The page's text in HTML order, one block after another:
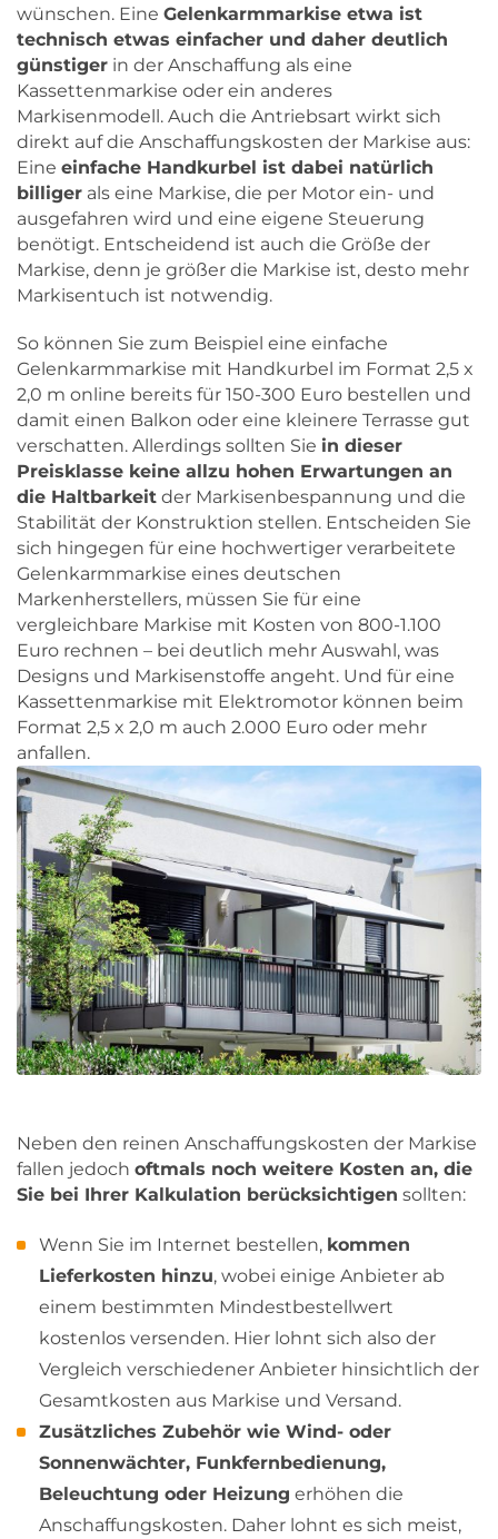
wünschen. Eine Gelenkarmmarkise etwa ist
technisch etwas einfacher und daher deutlich
günstiger in der Anschaffung als eine
Kassettenmarkise oder ein anderes
Markisenmodell. Auch die Antriebsart wirkt sich
direkt auf die Anschaffungskosten der Markise aus:
Eine einfache Handkurbel ist dabei natürlich
billiger als eine Markise, die per Motor ein- und
ausgefahren wird und eine eigene Steuerung
benötigt. Entscheidend ist auch die Größe der
Markise, denn je größer die Markise ist, desto mehr
Markisentuch ist notwendig.
So können Sie zum Beispiel eine einfache
Gelenkarmmarkise mit Handkurbel im Format 2,5 x
2,0 m online bereits für 150-300 Euro bestellen und
damit einen Balkon oder eine kleinere Terrasse gut
verschatten. Allerdings sollten Sie in dieser
Preisklasse keine allzu hohen Erwartungen an
die Haltbarkeit der Markisenbespannung und die
Stabilität der Konstruktion stellen. Entscheiden Sie
sich hingegen für eine hochwertiger verarbeitete
Gelenkarmmarkise eines deutschen
Markenherstellers, müssen Sie für eine
vergleichbare Markise mit Kosten von 800-1.100
Euro rechnen – bei deutlich mehr Auswahl, was
Designs und Markisenstoffe angeht. Und für eine
Kassettenmarkise mit Elektromotor können beim
Format 2,5 x 2,0 m auch 2.000 Euro oder mehr
anfallen.
Neben den reinen Anschaffungskosten der Markise
fallen jedoch oftmals noch weitere Kosten an, die
Sie bei Ihrer Kalkulation berücksichtigen sollten:
Wenn Sie im Internet bestellen, kommen
Lieferkosten hinzu, wobei einige Anbieter ab
einem bestimmten Mindestbestellwert
kostenlos versenden. Hier lohnt sich also der
Vergleich verschiedener Anbieter hinsichtlich der
Gesamtkosten aus Markise und Versand.
Zusätzliches Zubehör wie Wind- oder
Sonnenwächter, Funkfernbedienung,
Beleuchtung oder Heizung erhöhen die
Anschaffungskosten. Daher lohnt es sich meist,